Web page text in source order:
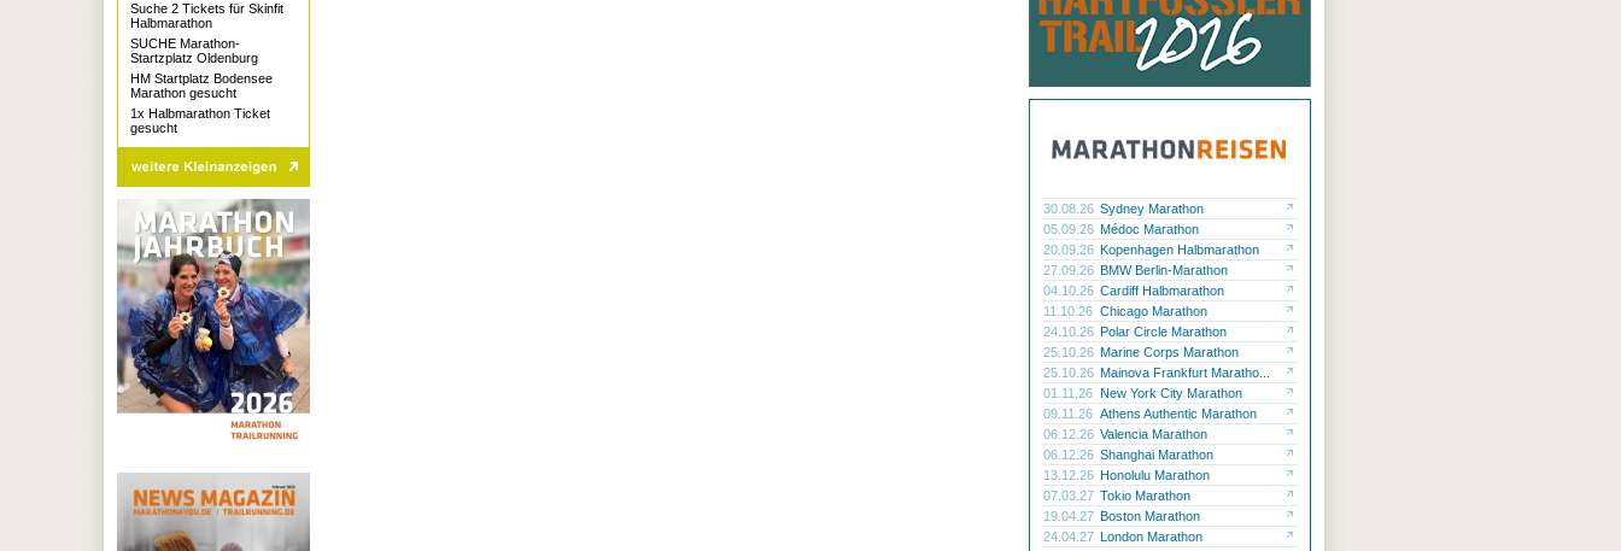
30.08.26 Sydney Marathon
05.09.26 Médoc Marathon
20.09.26 Kopenhagen Halbmarathon
27.09.26 BMW Berlin-Marathon
04.10.26 Cardiff Halbmarathon
11.10.26 Chicago Marathon
24.10.26 Polar Circle Marathon
25.10.26 Marine Corps Marathon
25.10.26 Mainova Frankfurt Maratho...
01.11.26 New York City Marathon
09.11.26 Athens Authentic Marathon
06.12.26 Valencia Marathon
06.12.26 Shanghai Marathon
13.12.26 Honolulu Marathon
07.03.27 Tokio Marathon
19.04.27 Boston Marathon
24.04.27 London Marathon
Suche 2 Tickets für Skinfit
Halbmarathon
SUCHE Marathon-
Startzplatz Oldenburg
HM Startplatz Bodensee
Marathon gesucht
1x Halbmarathon Ticket
gesucht